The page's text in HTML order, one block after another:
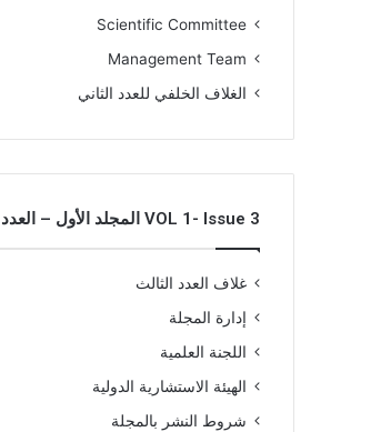
Scientific Committee
Management Team
الغلاف الخلفي للعدد الثاني
VOL 1- Issue 3 المجلد الأول – العدد الثالث
غلاف العدد الثالث
إدارة المجلة
اللجنة العلمية
الهيئة الاستشارية الدولية
شروط النشر بالمجلة